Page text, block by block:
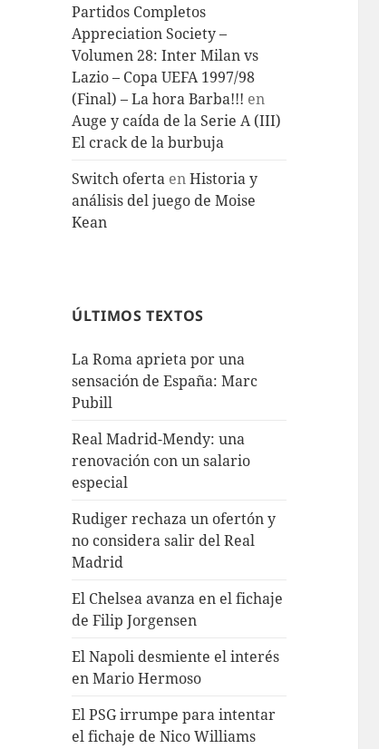
Partidos Completos
Appreciation Society –
Volumen 28: Inter Milan vs
Lazio – Copa UEFA 1997/98
(Final) – La hora Barba!!! en
Auge y caída de la Serie A (III)
El crack de la burbuja
Switch oferta enHistoria y
análisis del juego de Moise
Kean
ÚLTIMOS TEXTOS
La Roma aprieta por una
sensación de España: Marc
Pubill
Real Madrid-Mendy: una
renovación con un salario
especial
Rudiger rechaza un ofertón y
no considera salir del Real
Madrid
El Chelsea avanza en el fichaje
de Filip Jorgensen
El Napoli desmiente el interés
en Mario Hermoso
El PSG irrumpe para intentar
el fichaje de Nico Williams